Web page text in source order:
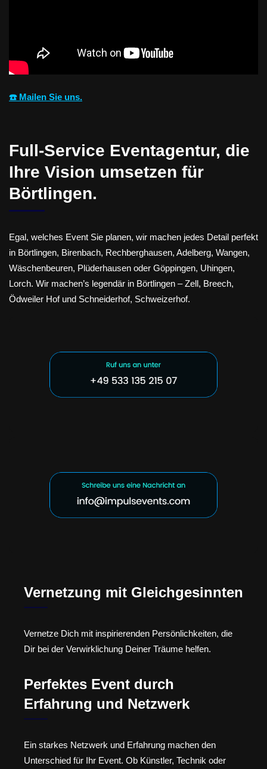
☎️ Mailen Sie uns.
Full-Service Eventagentur, die
Ihre Vision umsetzen für
Börtlingen.
Egal, welches Event Sie planen, wir machen jedes Detail perfekt
in Börtlingen, Birenbach, Rechberghausen, Adelberg, Wangen,
Wäschenbeuren, Plüderhausen oder Göppingen, Uhingen,
Lorch. Wir machen’s legendär in Börtlingen – Zell, Breech,
Ödweiler Hof und Schneiderhof, Schweizerhof.
Vernetzung mit Gleichgesinnten
Vernetze Dich mit inspirierenden Persönlichkeiten, die
Dir bei der Verwirklichung Deiner Träume helfen.
Perfektes Event durch
Erfahrung und Netzwerk
Ein starkes Netzwerk und Erfahrung machen den
Unterschied für Ihr Event. Ob Künstler, Technik oder